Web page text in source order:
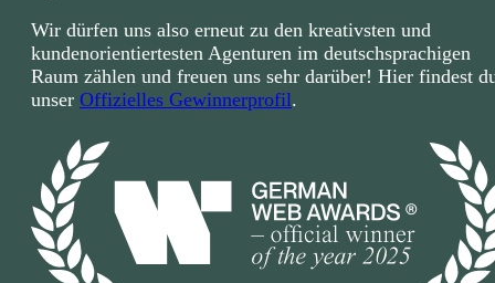
Wir dürfen uns also erneut zu den kreativsten und
kundenorientiertesten Agenturen im deutschsprachigen
Raum zählen und freuen uns sehr darüber! Hier findest
unser Offizielles Gewinnerprofil.